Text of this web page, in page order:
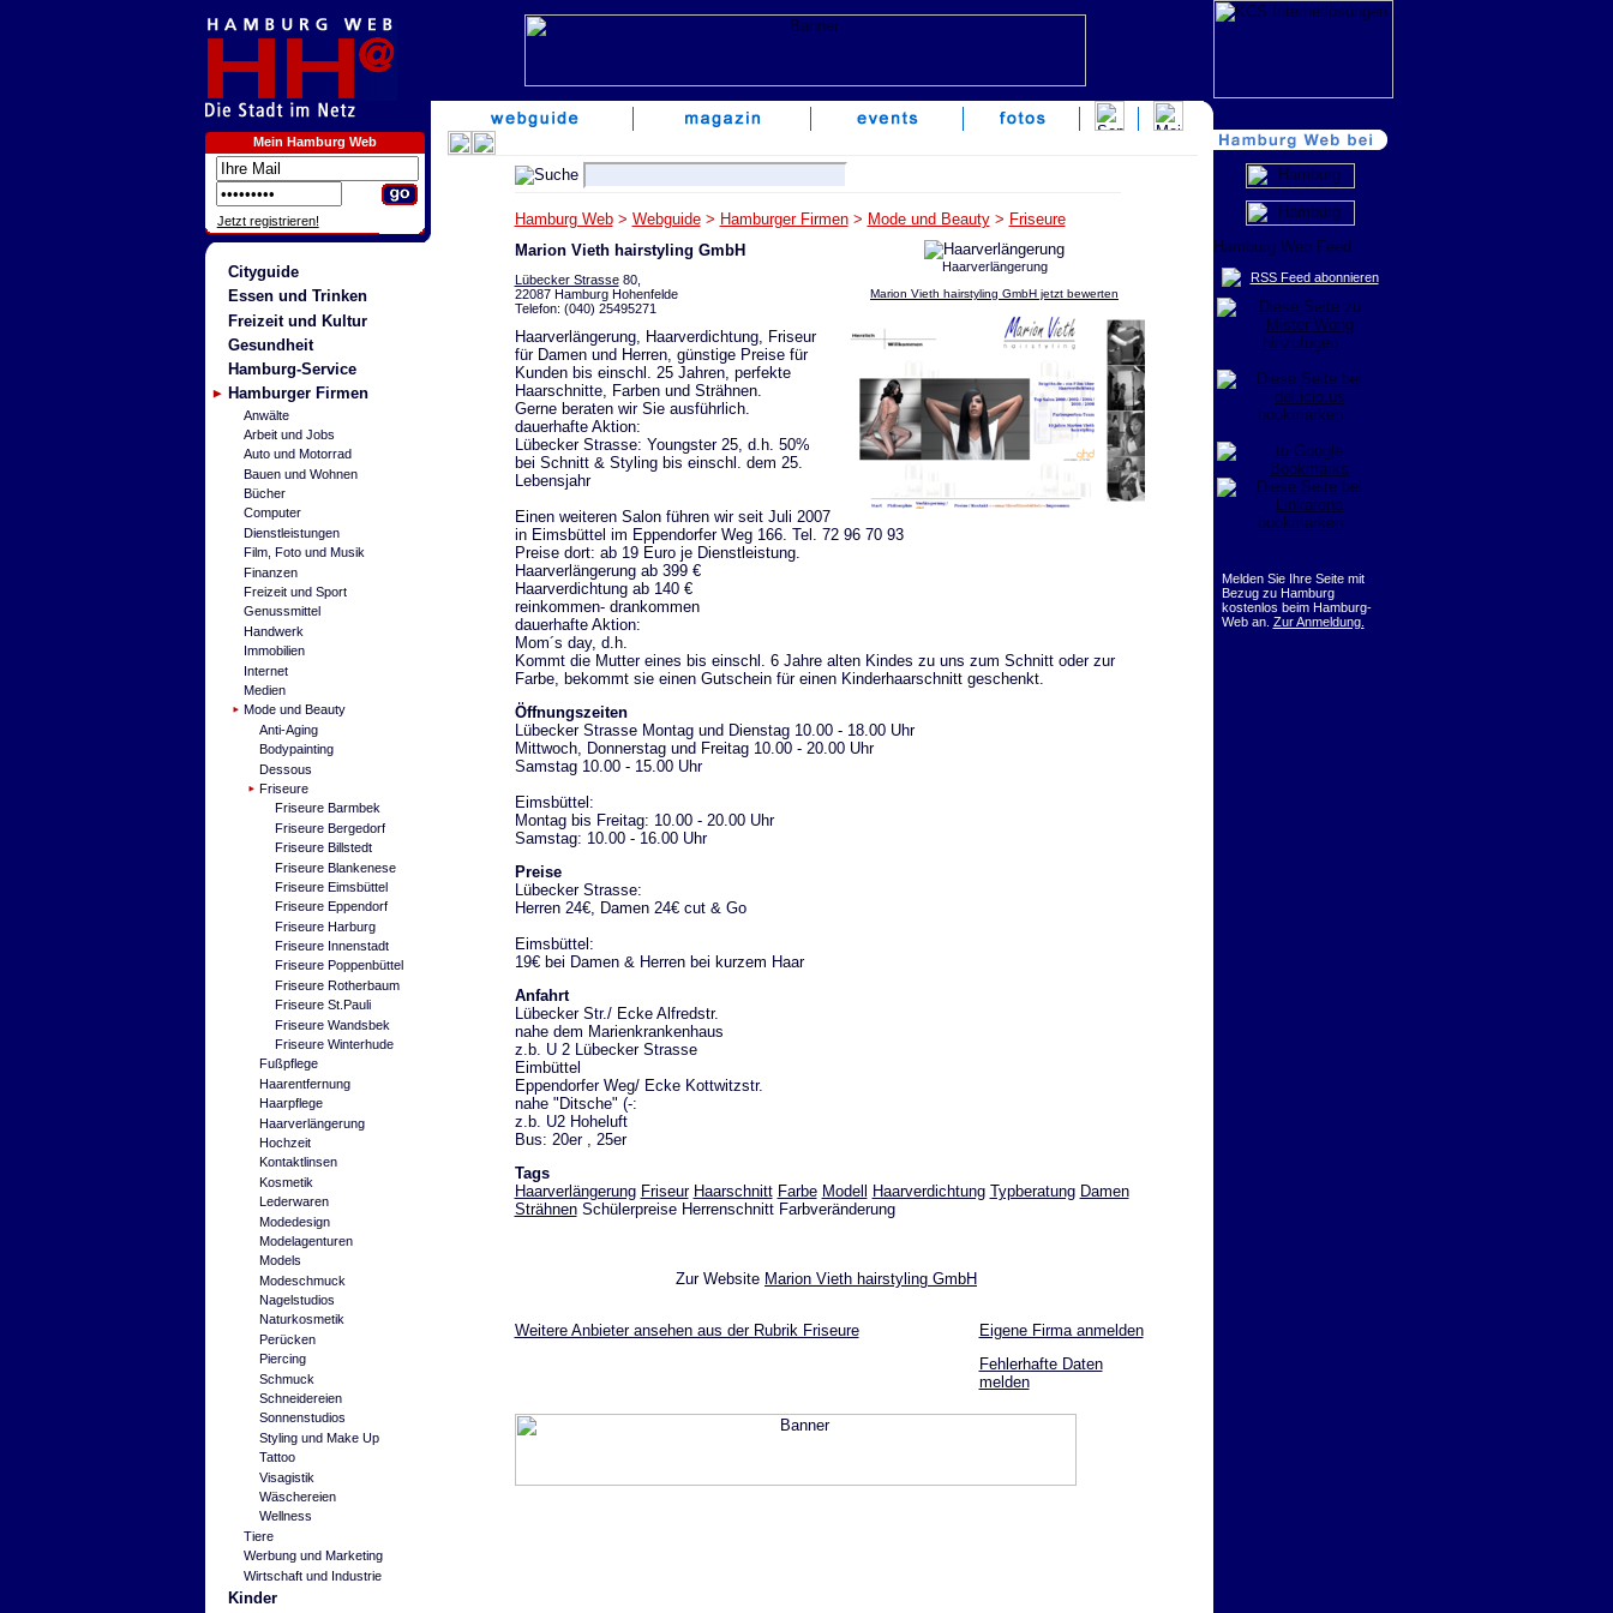
Mein Hamburg Web
Jetzt registrieren!
Cityguide
Essen und Trinken
Freizeit und Kultur
Gesundheit
Hamburg-Service
Hamburger Firmen
Anwälte
Arbeit und Jobs
Auto und Motorrad
Bauen und Wohnen
Bücher
Computer
Dienstleistungen
Film, Foto und Musik
Finanzen
Freizeit und Sport
Genussmittel
Handwerk
Immobilien
Internet
Medien
Mode und Beauty
Anti-Aging
Bodypainting
Dessous
Friseure
Friseure Barmbek
Friseure Bergedorf
Friseure Billstedt
Friseure Blankenese
Friseure Eimsbüttel
Friseure Eppendorf
Friseure Harburg
Friseure Innenstadt
Friseure Poppenbüttel
Friseure Rotherbaum
Friseure St.Pauli
Friseure Wandsbek
Friseure Winterhude
Fußpflege
Haarentfernung
Haarpflege
Haarverlängerung
Hochzeit
Kontaktlinsen
Kosmetik
Lederwaren
Modedesign
Modelagenturen
Models
Modeschmuck
Nagelstudios
Naturkosmetik
Perücken
Piercing
Schmuck
Schneidereien
Sonnenstudios
Styling und Make Up
Tattoo
Visagistik
Wäschereien
Wellness
Tiere
Werbung und Marketing
Wirtschaft und Industrie
Kinder
Hamburg Web> Webguide> Hamburger Firmen> Mode und Beauty> Friseure
Haarverlängerung
Marion Vieth hairstyling GmbH jetzt bewerten
Marion Vieth hairstyling GmbH
Lübecker Strasse80,
22087 Hamburg Hohenfelde
Telefon: (040) 25495271
Haarverlängerung, Haarverdichtung, Friseur
für Damen und Herren, günstige Preise für
Kunden bis einschl. 25 Jahren, perfekte
Haarschnitte, Farben und Strähnen.
Gerne beraten wir Sie ausführlich.
dauerhafte Aktion:
Lübecker Strasse: Youngster 25, d.h. 50%
bei Schnitt & Styling bis einschl. dem 25.
Lebensjahr
Einen weiteren Salon führen wir seit Juli 2007
in Eimsbüttel im Eppendorfer Weg 166. Tel. 72 96 70 93
Preise dort: ab 19 Euro je Dienstleistung.
Haarverlängerung ab 399 €
Haarverdichtung ab 140 €
reinkommen- drankommen
dauerhafte Aktion:
Mom´s day, d.h.
Kommt die Mutter eines bis einschl. 6 Jahre alten Kindes zu uns zum Schnitt oder zur
Farbe, bekommt sie einen Gutschein für einen Kinderhaarschnitt geschenkt.
Öffnungszeiten
Lübecker Strasse Montag und Dienstag 10.00 - 18.00 Uhr
Mittwoch, Donnerstag und Freitag 10.00 - 20.00 Uhr
Samstag 10.00 - 15.00 Uhr
Eimsbüttel:
Montag bis Freitag: 10.00 - 20.00 Uhr
Samstag: 10.00 - 16.00 Uhr
Preise
Lübecker Strasse:
Herren 24€, Damen 24€ cut & Go
Eimsbüttel:
19€ bei Damen & Herren bei kurzem Haar
Anfahrt
Lübecker Str./ Ecke Alfredstr.
nahe dem Marienkrankenhaus
z.b. U 2 Lübecker Strasse
Eimbüttel
Eppendorfer Weg/ Ecke Kottwitzstr.
nahe "Ditsche" (-:
z.b. U2 Hoheluft
Bus: 20er , 25er
Tags
Haarverlängerung Friseur Haarschnitt Farbe Modell Haarverdichtung Typberatung Damen
SträhnenSchülerpreise Herrenschnitt Farbveränderung
Zur Website Marion Vieth hairstyling GmbH
Weitere Anbieter ansehen aus der Rubrik Friseure
Eigene Firma anmelden
Fehlerhafte Daten
melden
RSS Feed abonnieren
Melden Sie Ihre Seite mit
Bezug zu Hamburg
kostenlos beim Hamburg-
Web an. Zur Anmeldung.